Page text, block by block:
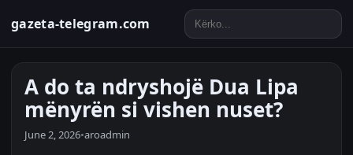
gazeta-telegram.com
A do ta ndryshojë Dua Lipa
mënyrën si vishen nuset?
June 2, 2026•aroadmin